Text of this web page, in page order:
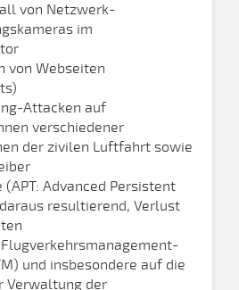
von Netzwerk-
im
von Webseiten
Attacken auf
verschiedener
der zivilen Luftfahrt sowie
(APT: Advanced Persistent
resultierend, Verlust
und insbesondere auf die
Verwaltung der